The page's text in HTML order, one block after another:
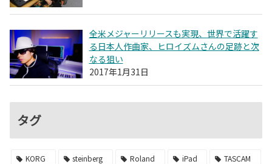
全米メジャーリリースも実現、世界で活躍す
る日本人作曲家、ヒロイズムさんの足跡と次
なる狙い
2017年1月31日
タグ
KORG steinberg Roland iPad
TASCAM